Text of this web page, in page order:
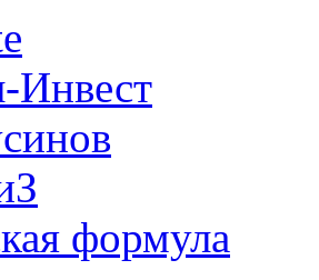
Инвест
формула